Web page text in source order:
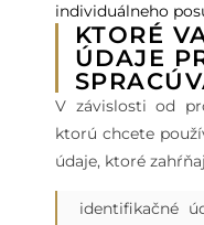
individuálneho
KTORÉ
ÚDAJE
V závislosti od
ktorú chcete
údaje, ktoré
identifikačné